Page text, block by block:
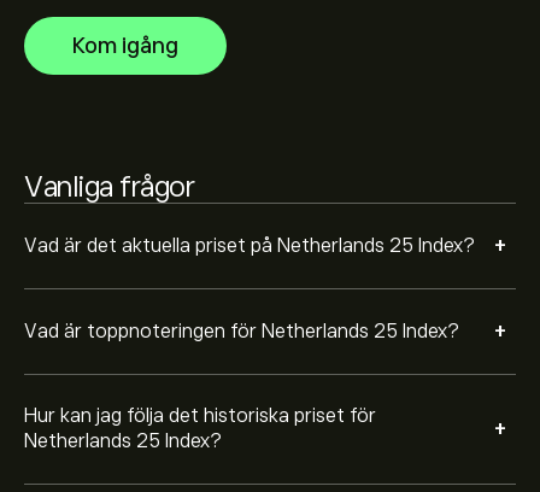
Kom igång
Vanliga frågor
Vad är det aktuella priset på Netherlands 25 Index? +
Vad är toppnoteringen för Netherlands 25 Index? +
Hur kan jag följa det historiska priset för
Netherlands 25 Index?
+
(NL25)" eToros hemsida. När du har skapat ett konto
och satt in pengar klickar du på "Handla"-knappen och